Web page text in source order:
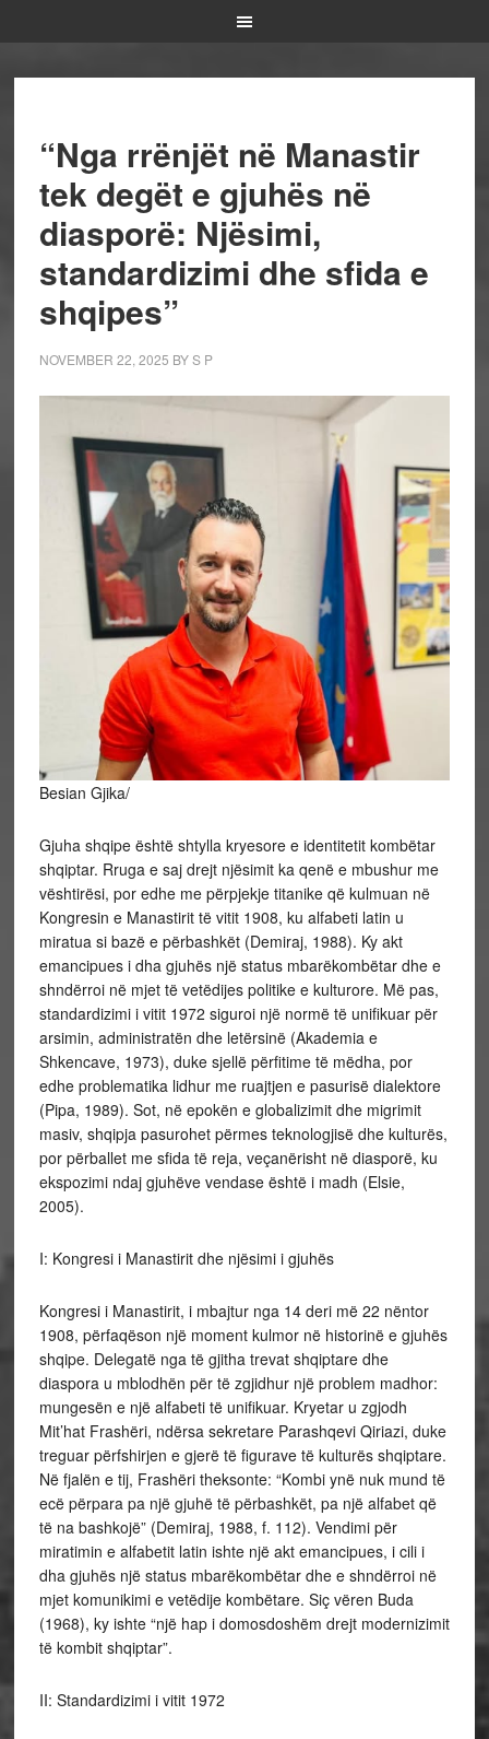
“Nga rrënjët në Manastir
tek degët e gjuhës në
diasporë: Njësimi,
standardizimi dhe sfida e
shqipes”
NOVEMBER 22, 2025 BYS P
Besian Gjika/
Gjuha shqipe është shtylla kryesore e identitetit kombëtar
shqiptar. Rruga e saj drejt njësimit ka qenë e mbushur me
vështirësi, por edhe me përpjekje titanike që kulmuan në
Kongresin e Manastirit të vitit 1908, ku alfabeti latin u
miratua si bazë e përbashkët (Demiraj, 1988). Ky akt
emancipues i dha gjuhës një status mbarëkombëtar dhe e
shndërroi në mjet të vetëdijes politike e kulturore. Më pas,
standardizimi i vitit 1972 siguroi një normë të unifikuar për
arsimin, administratën dhe letërsinë (Akademia e
Shkencave, 1973), duke sjellë përfitime të mëdha, por
edhe problematika lidhur me ruajtjen e pasurisë dialektore
(Pipa, 1989). Sot, në epokën e globalizimit dhe migrimit
masiv, shqipja pasurohet përmes teknologjisë dhe kulturës,
por përballet me sfida të reja, veçanërisht në diasporë, ku
ekspozimi ndaj gjuhëve vendase është i madh (Elsie,
2005).
I: Kongresi i Manastirit dhe njësimi i gjuhës
Kongresi i Manastirit, i mbajtur nga 14 deri më 22 nëntor
1908, përfaqëson një moment kulmor në historinë e gjuhës
shqipe. Delegatë nga të gjitha trevat shqiptare dhe
diaspora u mblodhën për të zgjidhur një problem madhor:
mungesën e një alfabeti të unifikuar. Kryetar u zgjodh
Mit’hat Frashëri, ndërsa sekretare Parashqevi Qiriazi, duke
treguar përfshirjen e gjerë të figurave të kulturës shqiptare.
Në fjalën e tij, Frashëri theksonte: “Kombi ynë nuk mund të
ecë përpara pa një gjuhë të përbashkët, pa një alfabet që
të na bashkojë” (Demiraj, 1988, f. 112). Vendimi për
miratimin e alfabetit latin ishte një akt emancipues, i cili i
dha gjuhës një status mbarëkombëtar dhe e shndërroi në
mjet komunikimi e vetëdije kombëtare. Siç vëren Buda
(1968), ky ishte “një hap i domosdoshëm drejt modernizimit
të kombit shqiptar”.
II: Standardizimi i vitit 1972